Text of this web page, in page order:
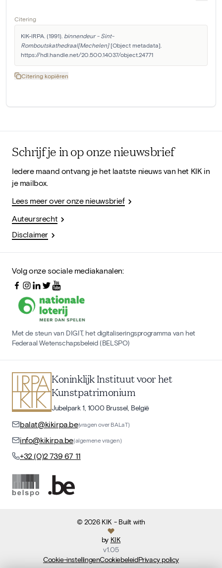
Citering
KIK-IRPA. (1991). binnendeur - Sint-
Romboutskathedraal[Mechelen] [Object metadata].
https://hdl.handle.net/20.500.14037/object.24771
Citering kopiëren
Schrijf je in op onze nieuwsbrief
Iedere maand ontvang je het laatste nieuws van het KIK in
je mailbox.
Lees meer over onze nieuwsbrief
Auteursrecht
Disclaimer
Volg onze sociale mediakanalen:
Met de steun van DIGIT, het digitaliseringsprogramma van het
Federaal Wetenschapsbeleid (BELSPO)
Koninklijk Instituut voor het
Kunstpatrimonium
Jubelpark 1, 1000 Brussel, België
balat@kikirpa.be(vragen over BALaT)
info@kikirpa.be(algemene vragen)
+32 (0)2 739 67 11
©2026 KIK - Built with
by KIK
v1.05
Cookie-instellingenCookiebeleidPrivacy policy